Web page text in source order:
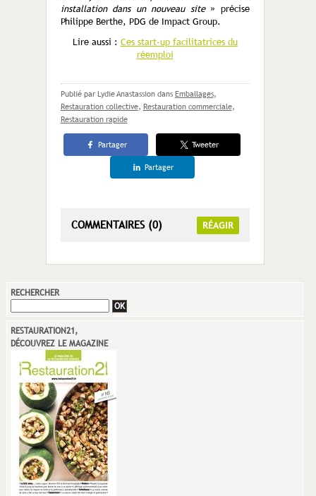
installation dans un nouveau site» précise
Philippe Berthe, PDG de Impact Group.
Lire aussi : Ces start-up facilitatrices du
réemploi
Publié par Lydie Anastassion dans Emballages,
Restauration collective, Restauration commerciale,
Restauration rapide
Partager Tweeter
Partager
COMMENTAIRES (0) RÉAGIR
RECHERCHER
RESTAURATION21,
DÉCOUVREZ LE MAGAZINE